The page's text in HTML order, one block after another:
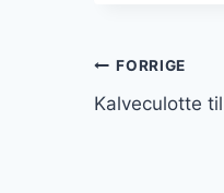
FORRIGE
Kalveculotte